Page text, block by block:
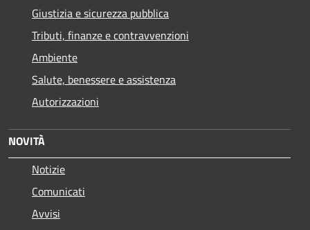
Giustizia e sicurezza pubblica
Tributi, finanze e contravvenzioni
Ambiente
Salute, benessere e assistenza
Autorizzazioni
NOVITÀ
Notizie
Comunicati
Avvisi